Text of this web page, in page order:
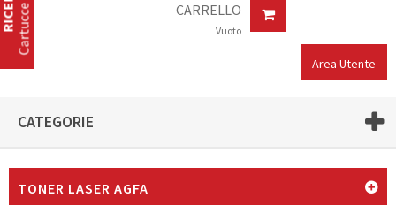
CARRELLO
Vuoto
Area Utente
CATEGORIE
TONER LASER AGFA